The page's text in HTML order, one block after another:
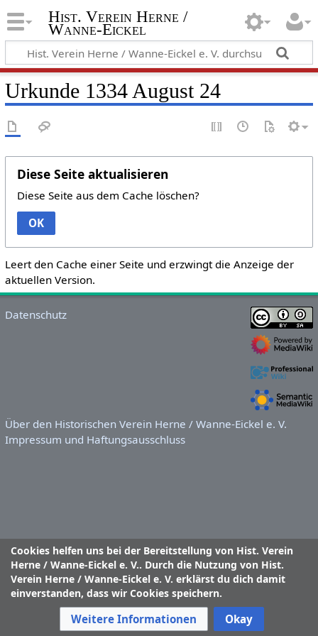
Hist. Verein Herne /
Wanne-Eickel
Urkunde 1334 August 24
Diese Seite aktualisieren
Diese Seite aus dem Cache löschen?
OK
Leert den Cache einer Seite und erzwingt die Anzeige der
aktuellen Version.
Cookies helfen uns bei der Bereitstellung von Hist. Verein
Herne / Wanne-Eickel e. V.. Durch die Nutzung von Hist.
Verein Herne / Wanne-Eickel e. V. erklärst du dich damit
einverstanden, dass wir Cookies speichern.
Weitere Informationen Okay
Datenschutz
Über den Historischen Verein Herne / Wanne-Eickel e. V.
Impressum und Haftungsausschluss